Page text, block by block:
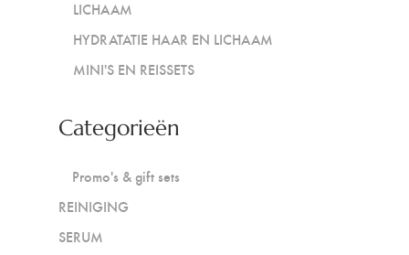
LICHAAM
HYDRATATIE HAAR EN LICHAAM
MINI'S EN REISSETS
Categorieën
Promo's & gift sets
REINIGING
SERUM